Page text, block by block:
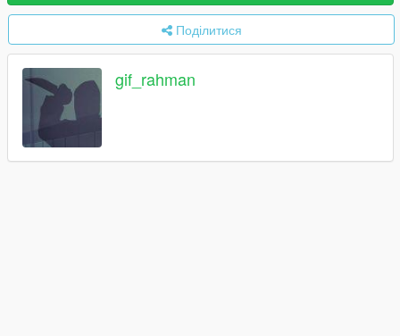
Поділитися
gif_rahman